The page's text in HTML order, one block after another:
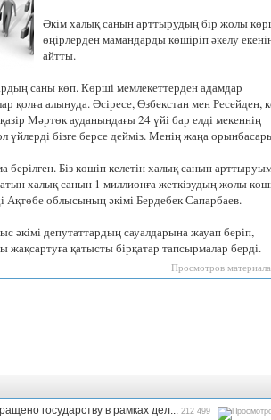
Әкім халық санын арттырудың бір жолы
өңірлерден мамандарды көшіріп әкелу
айтты.
саны көп. Көрші мемлекеттерден адамдар
қолға алынуда. Әсіресе, Өзбекстан мен Ресейден,
Мәртөк ауданындағы 24 үйі бар елді мекеннің
бізге берсе дейміз. Менің жаңа
Біз көшіп келетін халық санын
халық санын 1 миллионға жеткізудың жолы
Ақтөбе облысының әкімі Бердебек Сапарбаев.
әкімі депутаттардың сауалдарына жауап беріп,
жақсартуға қатысты бірқатар тапсырмалар берді.
Просмотров
государству в рамках дел... 212 499
Казахстанская
область